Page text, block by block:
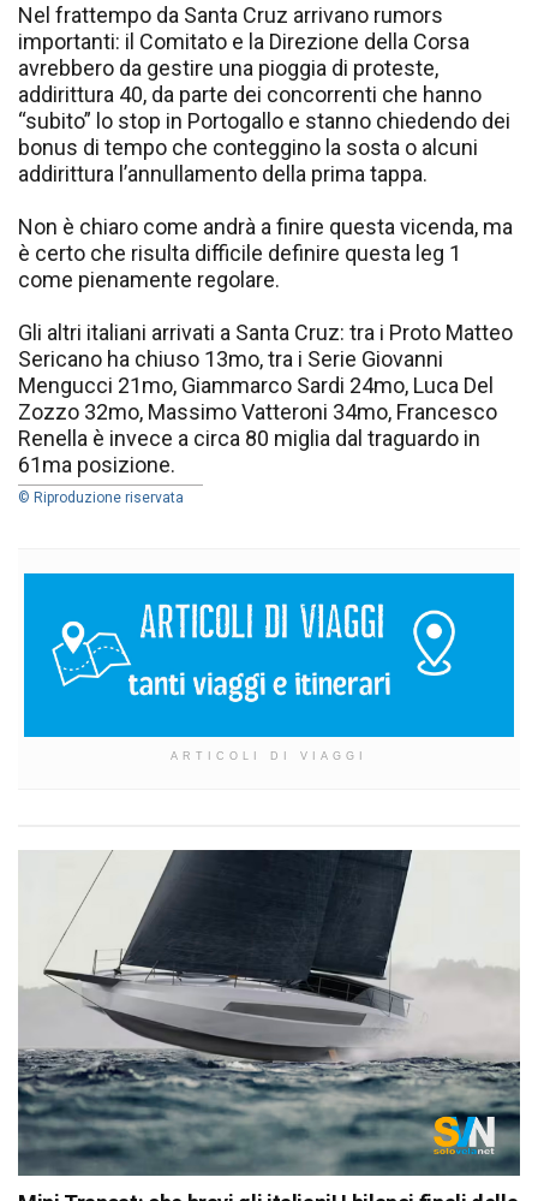
Nel frattempo da Santa Cruz arrivano rumors
importanti: il Comitato e la Direzione della Corsa
avrebbero da gestire una pioggia di proteste,
addirittura 40, da parte dei concorrenti che hanno
“subito” lo stop in Portogallo e stanno chiedendo dei
bonus di tempo che conteggino la sosta o alcuni
addirittura l’annullamento della prima tappa.
Non è chiaro come andrà a finire questa vicenda, ma
è certo che risulta difficile definire questa leg 1
come pienamente regolare.
Gli altri italiani arrivati a Santa Cruz: tra i Proto Matteo
Sericano ha chiuso 13mo, tra i Serie Giovanni
Mengucci 21mo, Giammarco Sardi 24mo, Luca Del
Zozzo 32mo, Massimo Vatteroni 34mo, Francesco
Renella è invece a circa 80 miglia dal traguardo in
61ma posizione.
© Riproduzione riservata
ARTICOLI DI VIAGGI